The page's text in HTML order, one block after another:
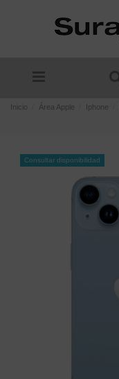
Inicio Área Apple Iphone
Consultar disponibilidad